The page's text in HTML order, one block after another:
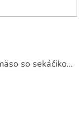
Perfect Home Tĺčik na mäso so sekáčikom, 56893